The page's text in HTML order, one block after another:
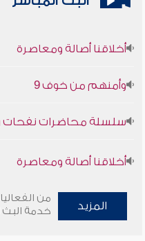
أخلاقنا أصالة ومعاصرة
وأمنهم من خوف 9
سلسلة محاضرات نفحات
أخلاقنا أصالة ومعاصرة
وأمنهم من خوف 9
المزيد
من
خدمة البث